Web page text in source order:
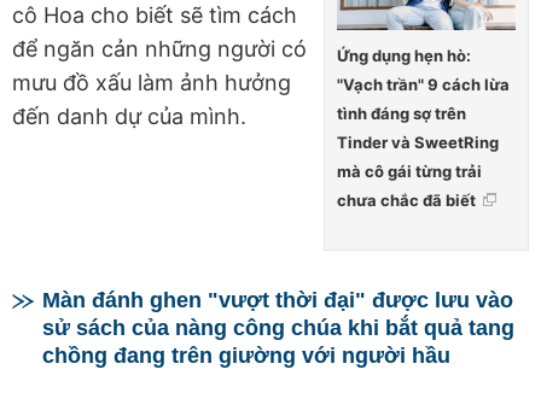
Ứng dụng hẹn hò:
"Vạch trần" 9 cách lừa
tình đáng sợ trên
Tinder và SweetRing
mà cô gái từng trải
chưa chắc đã biết
cô Hoa cho biết sẽ tìm cách
để ngăn cản những người có
mưu đồ xấu làm ảnh hưởng
đến danh dự của mình.
Màn đánh ghen "vượt thời đại" được lưu vào
sử sách của nàng công chúa khi bắt quả tang
chồng đang trên giường với người hầu